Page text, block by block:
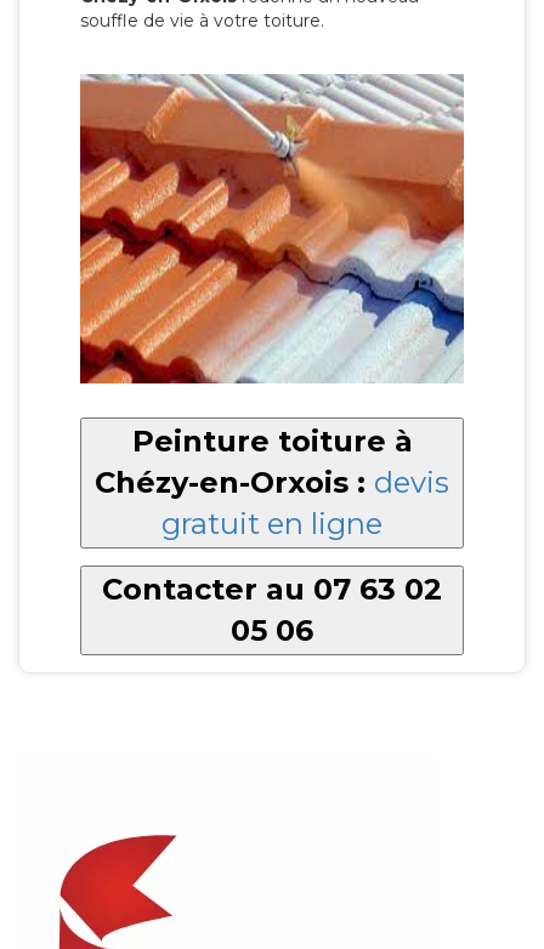
souffle de vie à votre toiture.
Peinture toiture à
Chézy-en-Orxois : devis
gratuit en ligne
Contacter au 07 63 02
05 06